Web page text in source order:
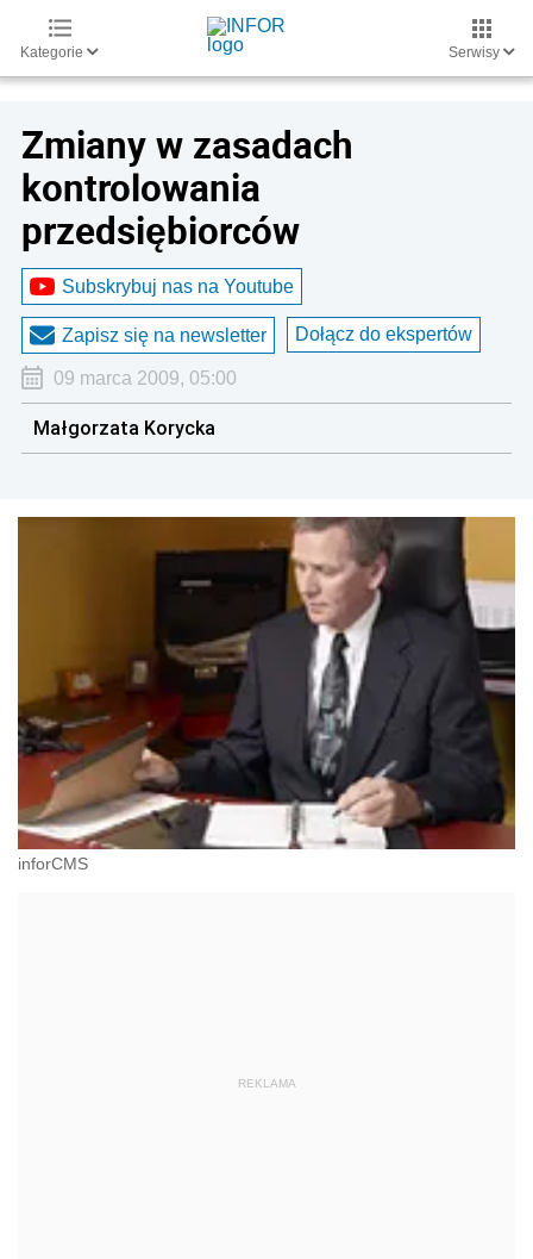
Kategorie Serwisy
Zmiany w zasadach
kontrolowania
przedsiębiorców
Subskrybuj nas na Youtube
Zapisz się na newsletter Dołącz do ekspertów
09 marca 2009, 05:00
Małgorzata Korycka
inforCMS